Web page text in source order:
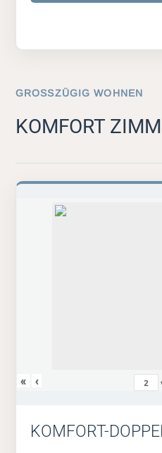
GROSSZÜGIG WOHNEN
KOMFORT
« ‹
KOMFORT-